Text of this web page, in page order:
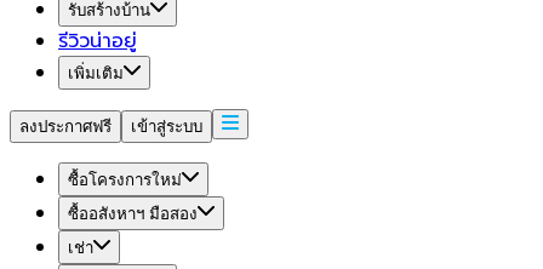
รับสร้างบ้าน
รีวิวน่าอยู่
เพิ่มเติม
ลงประกาศฟรี เข้าสู่ระบบ
ซื้อโครงการใหม่
ซื้ออสังหาฯ มือสอง
เช่า